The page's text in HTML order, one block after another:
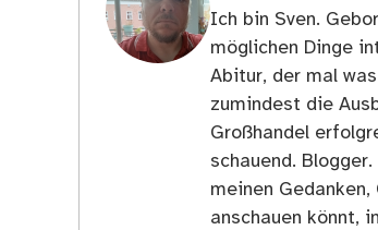
Ich bin Sven.
möglichen Dinge
Abitur, der mal
zumindest die
Großhandel
schauend.
meinen
anschauen könnt,